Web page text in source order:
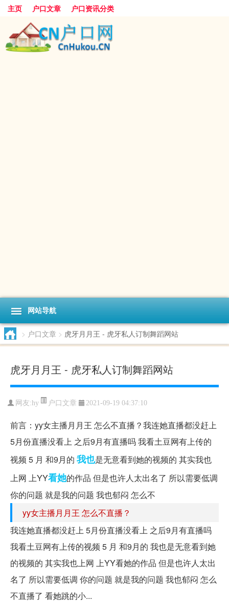
主页 户口文章 户口资讯分类
网站导航
> 户口文章 > 虎牙月月王 - 虎牙私人订制舞蹈网站
虎牙月月王 - 虎牙私人订制舞蹈网站
网友:hy 户口文章 2021-09-19 04:37:10
前言：yy女主播月月王 怎么不直播？我连她直播都没赶上
5月份直播没看上 之后9月有直播吗 我看土豆网有上传的
视频 5 月 和9月的 我也是无意看到她的视频的 其实我也
上网 上YY看她的作品 但是也许人太出名了 所以需要低调
你的问题 就是我的问题 我也郁闷 怎么不
yy女主播月月王 怎么不直播？
我连她直播都没赶上 5月份直播没看上 之后9月有直播吗
我看土豆网有上传的视频 5 月 和9月的 我也是无意看到她
的视频的 其实我也上网 上YY看她的作品 但是也许人太出
名了 所以需要低调 你的问题 就是我的问题 我也郁闷 怎么
不直播了 看她跳的小...